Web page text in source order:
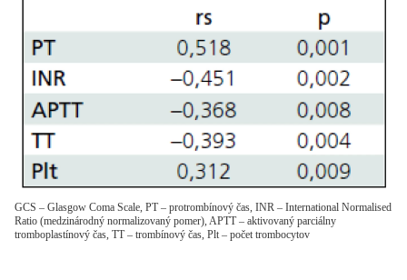
GCS – Glasgow Coma Scale, PT – protrombínový čas, INR – International Normalised
Ratio (medzinárodný normalizovaný pomer), APTT – aktivovaný parciálny
tromboplastínový čas, TT – trombínový čas, Plt – počet trombocytov